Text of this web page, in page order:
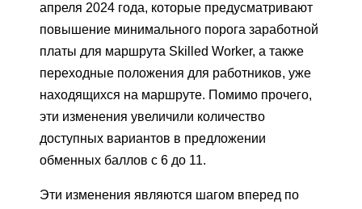
апреля 2024 года, которые предусматривают
повышение минимального порога заработной
платы для маршрута Skilled Worker, а также
переходные положения для работников, уже
находящихся на маршруте. Помимо прочего,
эти изменения увеличили количество
доступных вариантов в предложении
обменных баллов с 6 до 11.
Эти изменения являются шагом вперед по